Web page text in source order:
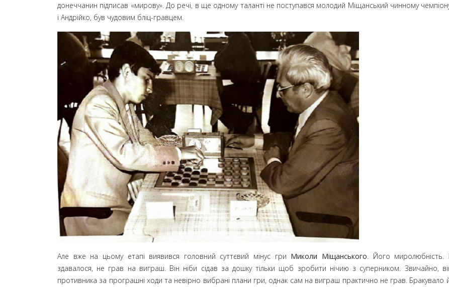
донеччанин підписав «мирову». До речі, в ще одному таланті не поступався молодий Міщанський чинному
і Андрійко, був чудовим бліц-гравцем.
Але вже на цьому етапі виявився головний суттєвий мінус гри Миколи Міщанського. Його миролюбність.
здавалося, не грав на виграш. Він ніби сідав за дошку тільки щоб зробити нічию з суперником. Звичайно,
противника за програшні ходи та невірно вибрані плани гри, однак сам на виграш практично не грав. Бракувало